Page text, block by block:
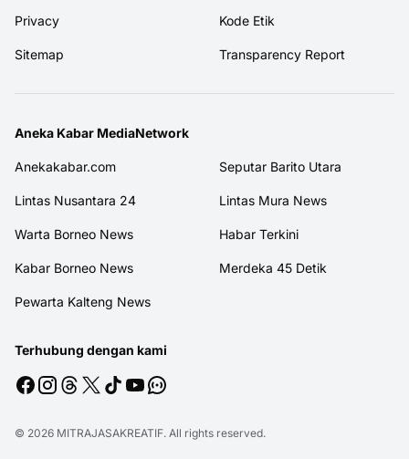
Privacy Kode Etik
Sitemap Transparency Report
Aneka Kabar MediaNetwork
Anekakabar.com Seputar Barito Utara
Lintas Nusantara 24 Lintas Mura News
Warta Borneo News Habar Terkini
Kabar Borneo News Merdeka 45 Detik
Pewarta Kalteng News
Terhubung dengan kami
© 2026 MITRAJASAKREATIF. All rights reserved.